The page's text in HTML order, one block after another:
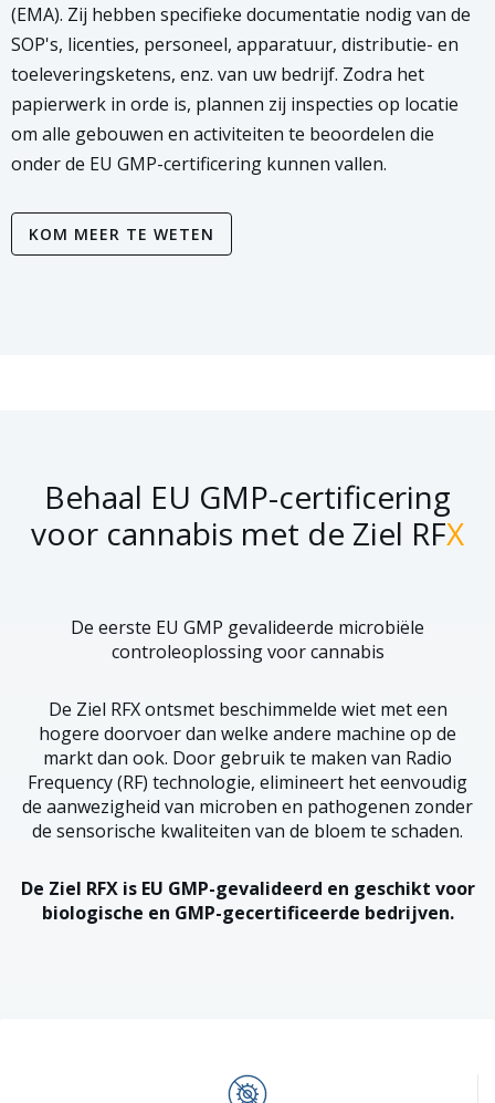
(EMA). Zij hebben specifieke documentatie nodig van de
SOP's, licenties, personeel, apparatuur, distributie- en
toeleveringsketens, enz. van uw bedrijf. Zodra het
papierwerk in orde is, plannen zij inspecties op locatie
om alle gebouwen en activiteiten te beoordelen die
onder de EU GMP-certificering kunnen vallen.
KOM MEER TE WETEN
Behaal EU GMP-certificering
voor cannabis met de Ziel RFX
De eerste EU GMP gevalideerde microbiële
controleoplossing voor cannabis
De Ziel RFX ontsmet beschimmelde wiet met een
hogere doorvoer dan welke andere machine op de
markt dan ook. Door gebruik te maken van Radio
Frequency (RF) technologie, elimineert het eenvoudig
de aanwezigheid van microben en pathogenen zonder
de sensorische kwaliteiten van de bloem te schaden.
De Ziel RFX is EU GMP-gevalideerd en geschikt voor
biologische en GMP-gecertificeerde bedrijven.